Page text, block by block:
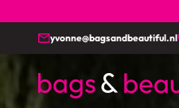
yvonne@bagsandbeautiful.nl